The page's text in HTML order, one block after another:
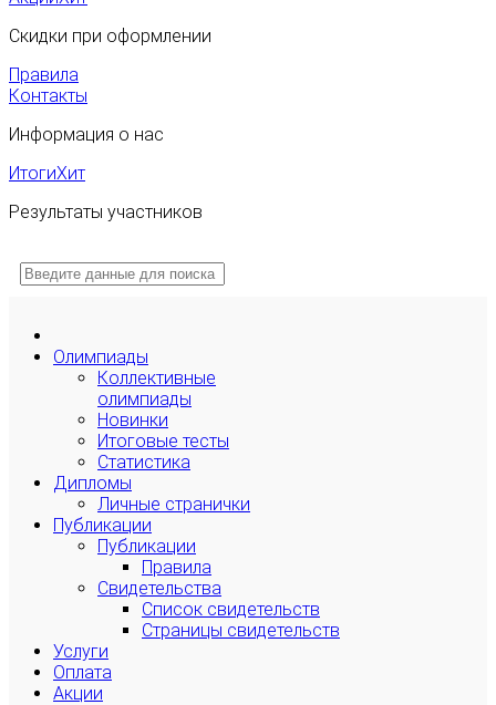
Скидки при оформлении
Правила
Контакты
Информация о нас
ИтогиХит
Результаты участников
Олимпиады
Коллективные
олимпиады
Новинки
Итоговые тесты
Статистика
Дипломы
Личные странички
Публикации
Публикации
Правила
Свидетельства
Список свидетельств
Страницы свидетельств
Услуги
Оплата
Акции